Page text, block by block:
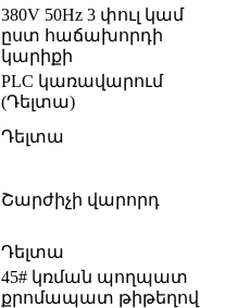
380V 50Hz 3 փուլ կամ
ըստ հաճախորդի
կարիքի
PLC կառավարում
(Դելտա)
Դելտա
Շարժիչի վարորդ
Դելտա
45# կռման պողպատ
քրոմապատ թիթեղով